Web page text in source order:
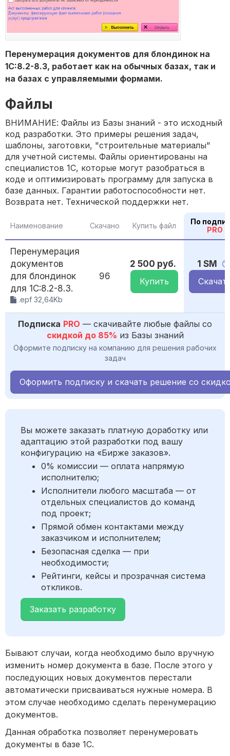
Перенумерация документов для блондинок на
1С:8.2-8.3, работает как на обычных базах, так и
на базах с управляемыми формами.
Файлы
ВНИМАНИЕ: Файлы из Базы знаний - это исходный
код разработки. Это примеры решения задач,
шаблоны, заготовки, "строительные материалы"
для учетной системы. Файлы ориентированы на
специалистов 1С, которые могут разобраться в
коде и оптимизировать программу для запуска в
базе данных. Гарантии работоспособности нет.
Возврата нет. Технической поддержки нет.
Наименование Скачано Купить файл
По
PRO
Перенумерация
документов
для блондинок
для 1С:8.2-8.3.
.epf 32,64Kb
96
2 500 руб.
Купить
1 SM
Подписка PRO — скачивайте любые файлы со
скидкой до 85% из Базы знаний
Оформите подписку на компанию для решения рабочих
задач
Оформить подписку и скачать решение со
Вы можете заказать платную доработку или
адаптацию этой разработки под вашу
конфигурацию на «Бирже заказов».
0% комиссии — оплата напрямую
исполнителю;
Исполнители любого масштаба — от
отдельных специалистов до команд
под проект;
Прямой обмен контактами между
заказчиком и исполнителем;
Безопасная сделка — при
необходимости;
Рейтинги, кейсы и прозрачная система
откликов.
Заказать разработку
Бывают случаи, когда необходимо было вручную
изменить номер документа в базе. После этого у
последующих новых документов перестали
автоматически присваиваться нужные номера. В
этом случае необходимо сделать перенумерацию
документов.
Данная обработка позволяет перенумеровать
документы в базе 1С.